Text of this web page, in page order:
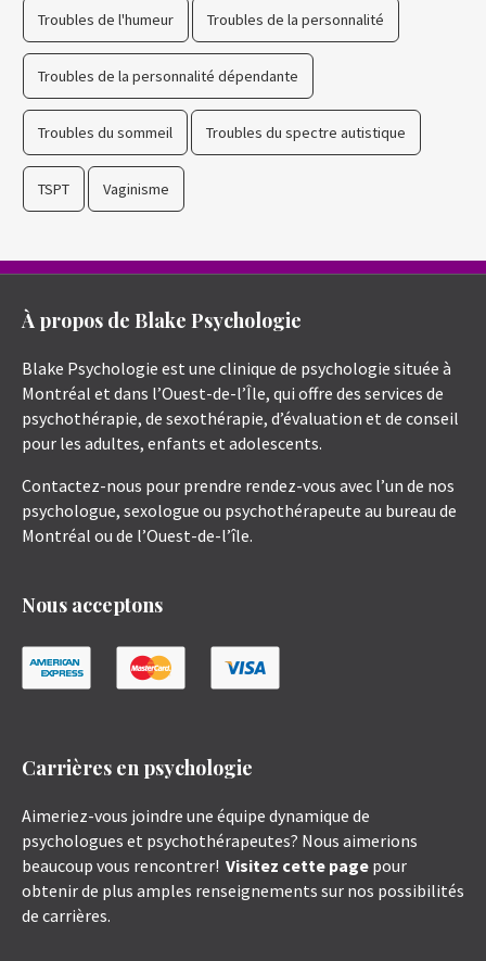
Troubles de l'humeur Troubles de la personnalité
Troubles de la personnalité dépendante
Troubles du sommeil Troubles du spectre autistique
TSPT Vaginisme
À propos de Blake Psychologie
Blake Psychologie est une clinique de psychologie située à
Montréal et dans l’Ouest-de-l’Île, qui offre des services de
psychothérapie, de sexothérapie, d’évaluation et de conseil
pour les adultes, enfants et adolescents.
Contactez-nous pour prendre rendez-vous avec l’un de nos
psychologue, sexologue ou psychothérapeute au bureau de
Montréal ou de l’Ouest-de-l’île.
Nous acceptons
Carrières en psychologie
Aimeriez-vous joindre une équipe dynamique de
psychologues et psychothérapeutes? Nous aimerions
beaucoup vous rencontrer! Visitez cette page pour
obtenir de plus amples renseignements sur nos possibilités
de carrières.